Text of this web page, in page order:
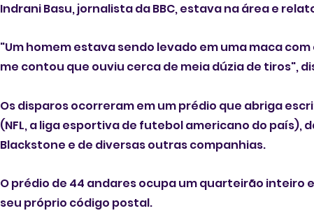
Indrani Basu, jornalista da BBC, estava na área e
"Um homem estava sendo levado em uma maca
me contou que ouviu cerca de meia dúzia de tiros",
Os disparos ocorreram em um prédio que abriga
(NFL, a liga esportiva de futebol americano do país),
Blackstone e de diversas outras companhias.
O prédio de 44 andares ocupa um quarteirão inteiro
seu próprio código postal.